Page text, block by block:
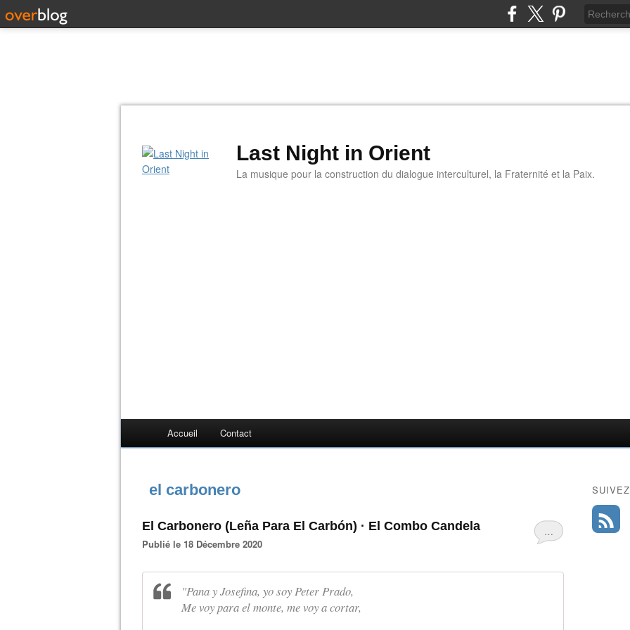
Last Night in Orient
La musique pour la construction du dialogue interculturel, la Fraternité et la Paix.
Accueil Contact
el carbonero
…
El Carbonero (Leña Para El Carbón) · El Combo Candela
Publié le 18 Décembre 2020
"Pana y Josefina, yo soy Peter Prado,
Me voy para el monte, me voy a cortar,